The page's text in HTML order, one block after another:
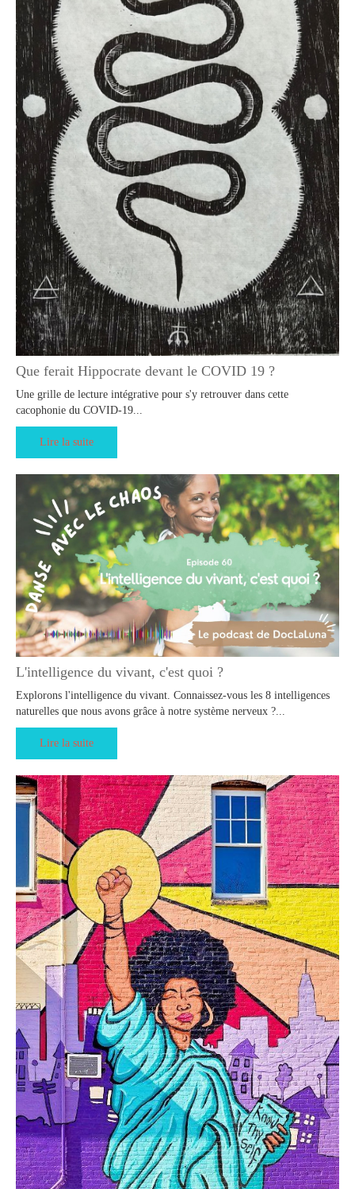
Que ferait Hippocrate devant le COVID 19 ?
Une grille de lecture intégrative pour s'y retrouver dans cette
cacophonie du COVID-19...
Lire la suite
L'intelligence du vivant, c'est quoi ?
Explorons l'intelligence du vivant. Connaissez-vous les 8 intelligences
naturelles que nous avons grâce à notre système nerveux ?...
Lire la suite